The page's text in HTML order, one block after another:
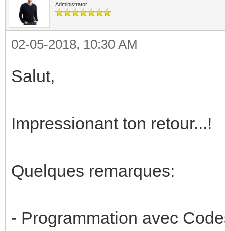
Administrator
02-05-2018, 10:30 AM
Salut,
Impressionant ton retour...!
Quelques remarques:
- Programmation avec